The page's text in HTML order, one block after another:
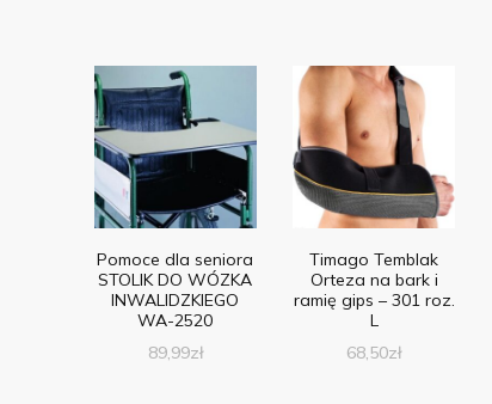
Pomoce dla seniora
STOLIK DO WÓZKA
INWALIDZKIEGO
WA-2520
89,99zł
Timago Temblak
Orteza na bark i
ramię gips – 301 roz.
L
68,50zł